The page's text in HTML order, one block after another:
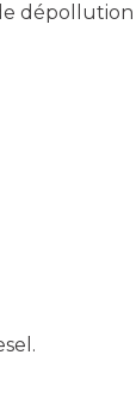
dépollution